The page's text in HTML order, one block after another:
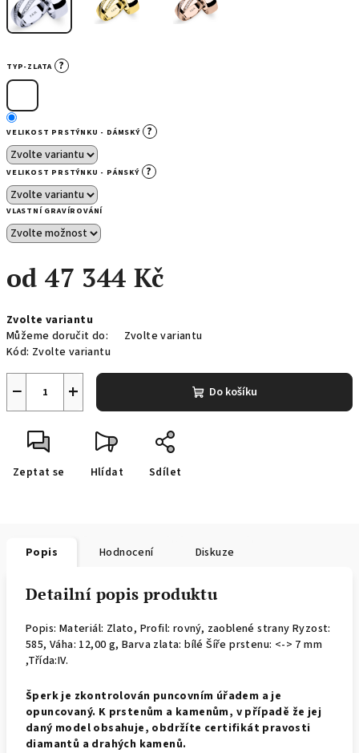
TYP-ZLATA ?
VELIKOST PRSTÝNKU - DÁMSKÝ ?
VELIKOST PRSTÝNKU - PÁNSKÝ ?
VLASTNÍ GRAVÍROVÁNÍ
od47 344 Kč
cena:
Zvolte variantu
Můžeme doručit do:
Zvolte variantu
Kód: Zvolte variantu
+
− Do košíku
Zeptat se Hlídat Sdílet
Popis Hodnocení Diskuze
Detailní popis produktu
Popis: Materiál: Zlato, Profil: rovný, zaoblené strany Ryzost:
585, Váha: 12,00 g, Barva zlata: bílé Šíře prstenu: <-> 7 mm
,Třída:IV.
Šperk je zkontrolován puncovním úřadem a je
opuncovaný. K prstenům a kamenům, v případě že jej
daný model obsahuje, obdržíte certifikát pravosti
diamantů a drahých kamenů.